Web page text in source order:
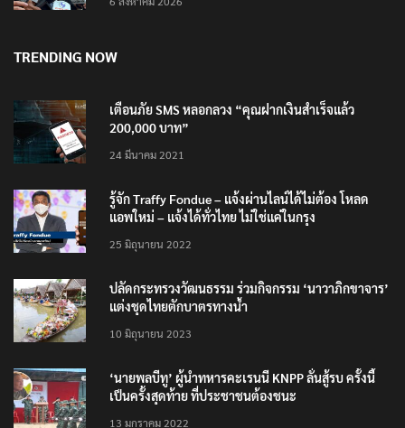
TRENDING NOW
เตือนภัย SMS หลอกลวง “คุณฝากเงินสำเร็จแล้ว
200,000 บาท”
24 มีนาคม 2021
รู้จัก Traffy Fondue – แจ้งผ่านไลน์ได้ไม่ต้อง โหลด
แอพใหม่ – แจ้งได้ทั่วไทย ไม่ใช่แค่ในกรุง
25 มิถุนายน 2022
ปลัดกระทรวงวัฒนธรรม ร่วมกิจกรรม ‘นาวาภิกขาจาร’
แต่งชุดไทยตักบาตรทางน้ำ
10 มิถุนายน 2023
‘นายพลบีทู’ ผู้นำทหารคะเรนนี KNPP ลั่นสู้รบ ครั้งนี้
เป็นครั้งสุดท้าย ที่ประชาชนต้องชนะ
13 มกราคม 2022